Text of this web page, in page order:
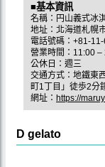
■基本資訊
名稱：円山義式冰
地址：北海道札幌
電話號碼：+81-
營業時間：11:00 –
公休日：週三
交通方式：地鐵東
町1丁目」徒歩2分
網址： https://
D gelato